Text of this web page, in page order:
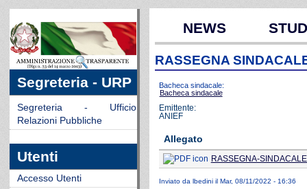
Segreteria - URP
Segreteria - Ufficio
Relazioni Pubbliche
Utenti
Accesso Utenti
NEWS
RASSEGNA
Bacheca sindacale:
Bacheca sindacale
Emittente:
ANIEF
Allegato
RASSEGNA-
Inviato da lbediniil Mar, 08/11/2022 - 16:36